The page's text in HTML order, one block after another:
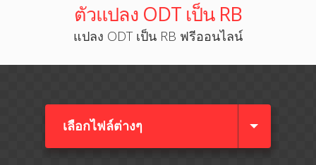
ตัวแปลง ODT เป็น RB
แปลง ODT เป็น RB ฟรีออนไลน์
เลือกไฟล์ต่างๆ​